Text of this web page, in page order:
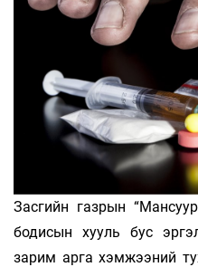
Засгийн газрын
бодисын хууль бус
зарим арга хэмжээний